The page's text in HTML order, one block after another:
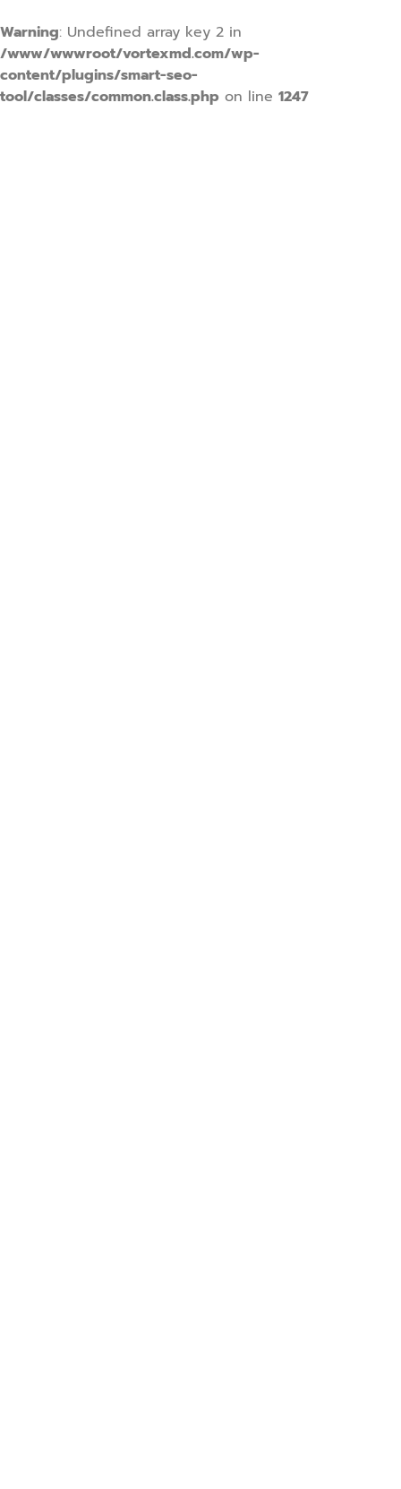
Warning: Undefined array key 2 in
/www/wwwroot/vortexmd.com/wp-
content/plugins/smart-seo-
tool/classes/common.class.php on line 1247